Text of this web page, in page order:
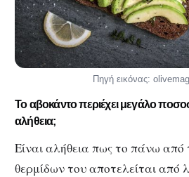
Πηγή εικόνας:
Το αβοκάντο περιέχει μεγάλο
αλήθεια;
Είναι αλήθεια πως το πάνω από
θερμίδων του αποτελείται από